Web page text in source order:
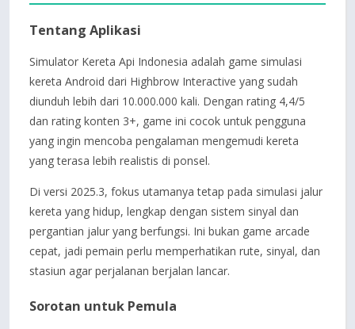
Tentang Aplikasi
Simulator Kereta Api Indonesia adalah game simulasi
kereta Android dari Highbrow Interactive yang sudah
diunduh lebih dari 10.000.000 kali. Dengan rating 4,4/5
dan rating konten 3+, game ini cocok untuk pengguna
yang ingin mencoba pengalaman mengemudi kereta
yang terasa lebih realistis di ponsel.
Di versi 2025.3, fokus utamanya tetap pada simulasi jalur
kereta yang hidup, lengkap dengan sistem sinyal dan
pergantian jalur yang berfungsi. Ini bukan game arcade
cepat, jadi pemain perlu memperhatikan rute, sinyal, dan
stasiun agar perjalanan berjalan lancar.
Sorotan untuk Pemula